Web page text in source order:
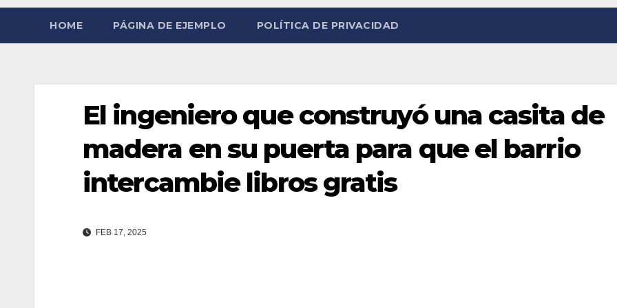
HOME PÁGINA DE EJEMPLO POLÍTICA DE PRIVACIDAD
El ingeniero que construyó una casita de
madera en su puerta para que el barrio
intercambie libros gratis
FEB 17, 2025